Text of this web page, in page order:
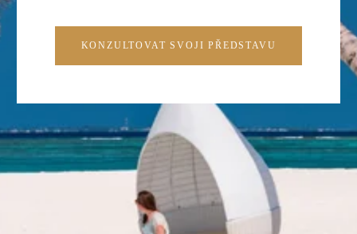
KONZULTOVAT SVOJI PŘEDSTAVU